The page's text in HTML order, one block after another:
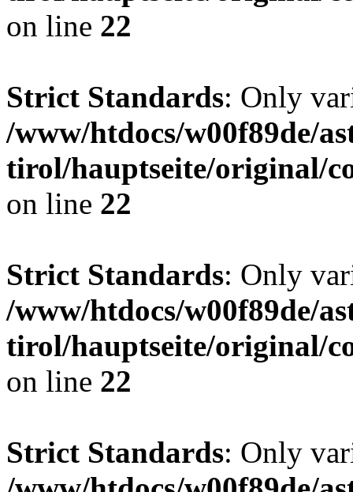
on line 22
Strict Standards: Only
/www/htdocs/w00f89de/
tirol/hauptseite/original/
on line 22
Strict Standards: Only
/www/htdocs/w00f89de/
tirol/hauptseite/original/
on line 22
Strict Standards: Only